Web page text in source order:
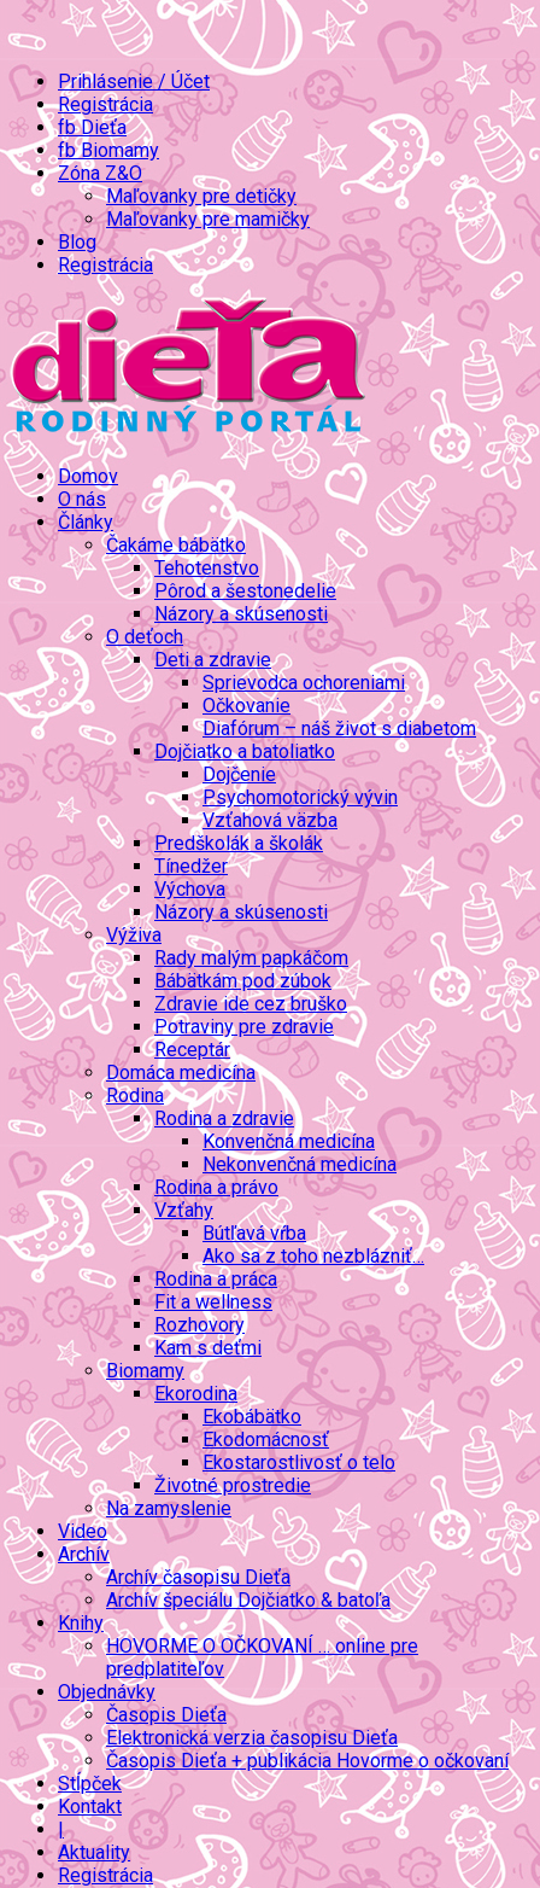
Prihlásenie / Účet
Registrácia
fb Dieťa
fb Biomamy
Zóna Z&O
Maľovanky pre detičky
Maľovanky pre mamičky
Blog
Registrácia
Domov
O nás
Články
Čakáme bábätko
Tehotenstvo
Pôrod a šestonedelie
Názory a skúsenosti
O deťoch
Deti a zdravie
Sprievodca ochoreniami
Očkovanie
Diafórum – náš život s diabetom
Dojčiatko a batoliatko
Dojčenie
Psychomotorický vývin
Vzťahová väzba
Predškolák a školák
Tínedžer
Výchova
Názory a skúsenosti
Výživa
Rady malým papkáčom
Bábätkám pod zúbok
Zdravie ide cez bruško
Potraviny pre zdravie
Receptár
Domáca medicína
Rodina
Rodina a zdravie
Konvenčná medicína
Nekonvenčná medicína
Rodina a právo
Vzťahy
Bútľavá vŕba
Ako sa z toho nezblázniť…
Rodina a práca
Fit a wellness
Rozhovory
Kam s deťmi
Biomamy
Ekorodina
Ekobábätko
Ekodomácnosť
Ekostarostlivosť o telo
Životné prostredie
Na zamyslenie
Video
Archív
Archív časopisu Dieťa
Archív špeciálu Dojčiatko & batoľa
Knihy
HOVORME O OČKOVANÍ … online pre
predplatiteľov
Objednávky
Časopis Dieťa
Elektronická verzia časopisu Dieťa
Časopis Dieťa + publikácia Hovorme o očkovaní
Stĺpček
Kontakt
|
Aktuality
Registrácia